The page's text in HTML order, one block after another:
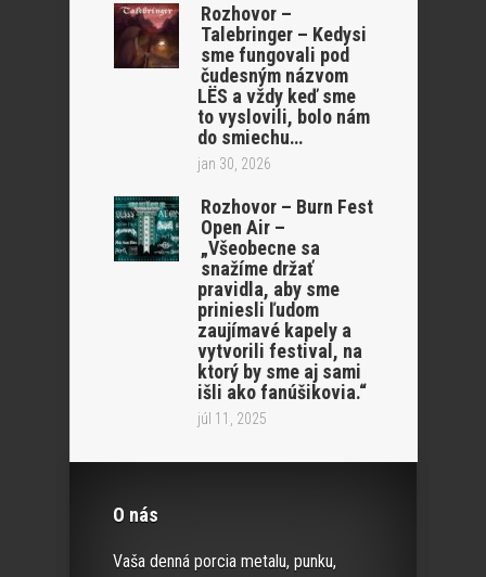
Rozhovor –
Talebringer – Kedysi
sme fungovali pod
čudesným názvom
LËS a vždy keď sme
to vyslovili, bolo nám
do smiechu…
jan 30, 2026
Rozhovor – Burn Fest
Open Air –
„Všeobecne sa
snažíme držať
pravidla, aby sme
priniesli ľudom
zaujímavé kapely a
vytvorili festival, na
ktorý by sme aj sami
išli ako fanúšikovia.“
júl 11, 2025
O nás
Vaša denná porcia metalu, punku,